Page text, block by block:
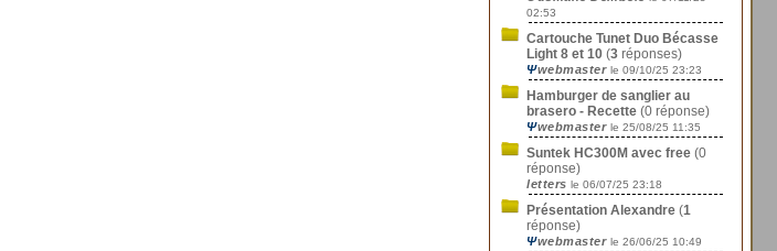
02:53
Cartouche Tunet Duo Bécasse
Light 8 et 10 (3 réponses)
Ψwebmaster le 09/10/25 23:23
Hamburger de sanglier au
brasero - Recette (0 réponse)
Ψwebmaster le 25/08/25 11:35
Suntek HC300M avec free (0
réponse)
letters le 06/07/25 23:18
Présentation Alexandre (1
réponse)
Ψwebmaster le 26/06/25 10:49